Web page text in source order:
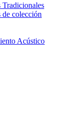
Tradicionales
de colección
Acústico